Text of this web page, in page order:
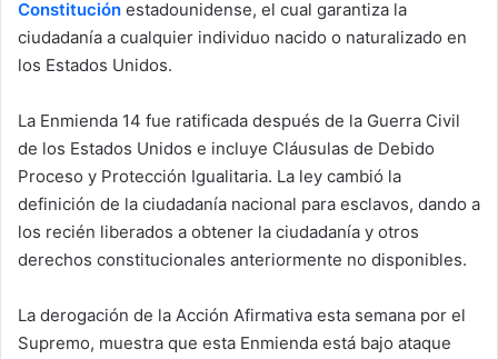
Constitución estadounidense, el cual garantiza la
ciudadanía a cualquier individuo nacido o naturalizado en
los Estados Unidos.
La Enmienda 14 fue ratificada después de la Guerra Civil
de los Estados Unidos e incluye Cláusulas de Debido
Proceso y Protección Igualitaria. La ley cambió la
definición de la ciudadanía nacional para esclavos, dando a
los recién liberados a obtener la ciudadanía y otros
derechos constitucionales anteriormente no disponibles.
La derogación de la Acción Afirmativa esta semana por el
Supremo, muestra que esta Enmienda está bajo ataque